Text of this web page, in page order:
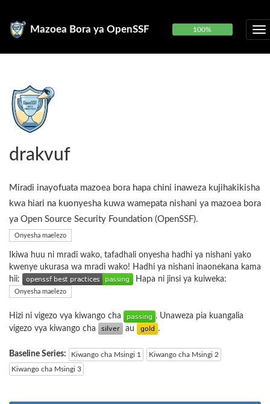
Mazoea Bora ya OpenSSF 100%
drakvuf
Miradi inayofuata mazoea bora hapa chini inaweza kujihakikisha
kwa hiari na kuonyesha kuwa wamepata nishani ya mazoea bora
ya Open Source Security Foundation (OpenSSF).
Onyesha maelezo
Ikiwa huu ni mradi wako, tafadhali onyesha hadhi ya nishani yako
kwenye ukurasa wa mradi wako! Hadhi ya nishani inaonekana kama
hii:
Hapa ni jinsi ya kuiweka:
Onyesha maelezo
Hizi ni vigezo vya kiwango cha
. Unaweza pia kuangalia
vigezo vya kiwango cha
au .
Baseline Series: Kiwango cha Msingi 1
Kiwango cha Msingi 2
Kiwango cha Msingi 3